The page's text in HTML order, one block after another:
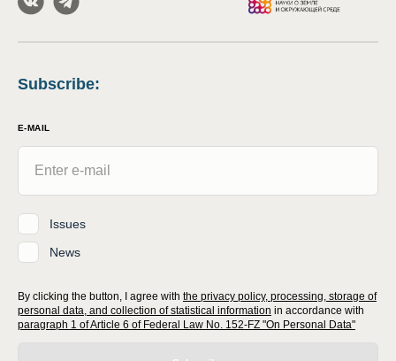
Subscribe:
E-MAIL
Issues
News
By clicking the button, I agree with the privacy policy, processing, storage of
personal data, and collection of statistical information in accordance with
paragraph 1 of Article 6 of Federal Law No. 152-FZ "On Personal Data"